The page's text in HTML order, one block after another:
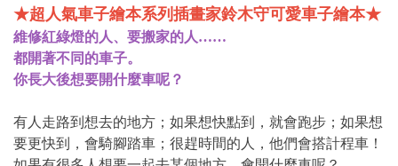
★超人氣車子繪本系列插畫家鈴木守可愛車子繪本★
維修紅綠燈的人、要搬家的人……
都開著不同的車子。
你長大後想要開什麼車呢？
有人走路到想去的地方；如果想快點到，就會跑步；如果想
要更快到，會騎腳踏車；很趕時間的人，他們會搭計程車！